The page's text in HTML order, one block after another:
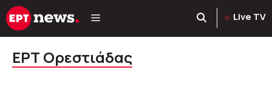
Μετάβαση
σε
Live TV
ΕΡΤ Ορεστιάδας